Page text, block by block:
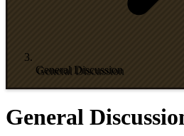
General Discussion
General